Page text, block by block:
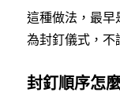
這種做法，最早
為封釘儀式，不
封釘順序怎